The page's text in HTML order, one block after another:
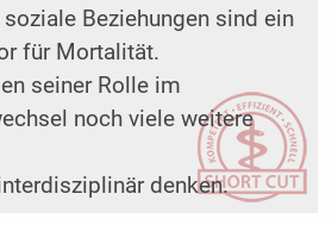
Beziehungen sind ein
für Mortalität.
seiner Rolle im
noch viele weitere
denken.